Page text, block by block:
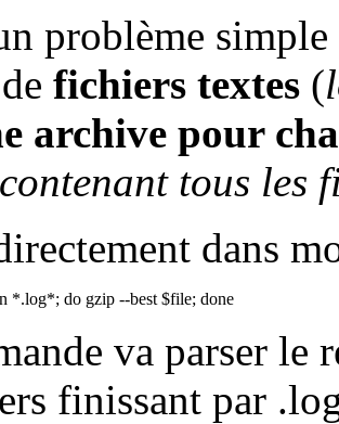
problème
fichiers textes (
archive pour
tous les
dans
*.log*; do gzip --best $file; done
va parser le
finissant par